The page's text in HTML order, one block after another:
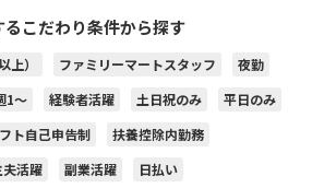
るこだわり条件から探す
上） ファミリーマートスタッフ
夜勤
1～ 経験者活躍 土日祝のみ
平日のみ
ト自己申告制
扶養控除内勤務
夫活躍 副業活躍 日払い